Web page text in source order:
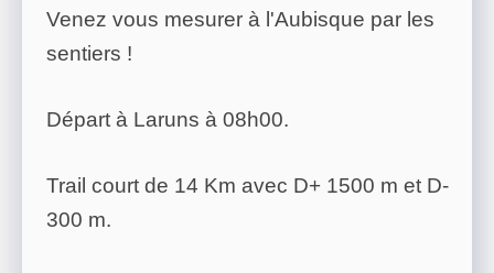
Venez vous mesurer à l'Aubisque par les
sentiers !
Départ à Laruns à 08h00.
Trail court de 14 Km avec D+ 1500 m et D-
300 m.